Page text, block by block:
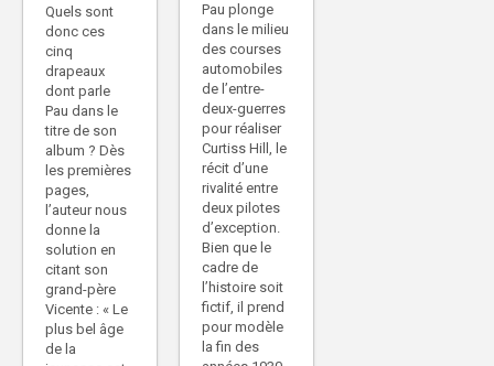
Quels sont
donc ces
cinq
drapeaux
dont parle
Pau dans le
titre de son
album ? Dès
les premières
pages,
l’auteur nous
donne la
solution en
citant son
grand-père
Vicente : « Le
plus bel âge
de la
Pau plonge
dans le milieu
des courses
automobiles
de l’entre-
deux-guerres
pour réaliser
Curtiss Hill, le
récit d’une
rivalité entre
deux pilotes
d’exception.
Bien que le
cadre de
l’histoire soit
fictif, il prend
pour modèle
la fin des